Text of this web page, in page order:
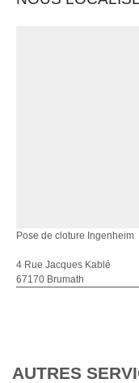
Pose de cloture Ingenheim
4 Rue Jacques Kablé
67170 Brumath
AUTRES